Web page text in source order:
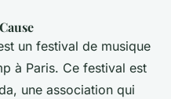
un festival de musique
à Paris. Ce festival est
une association qui